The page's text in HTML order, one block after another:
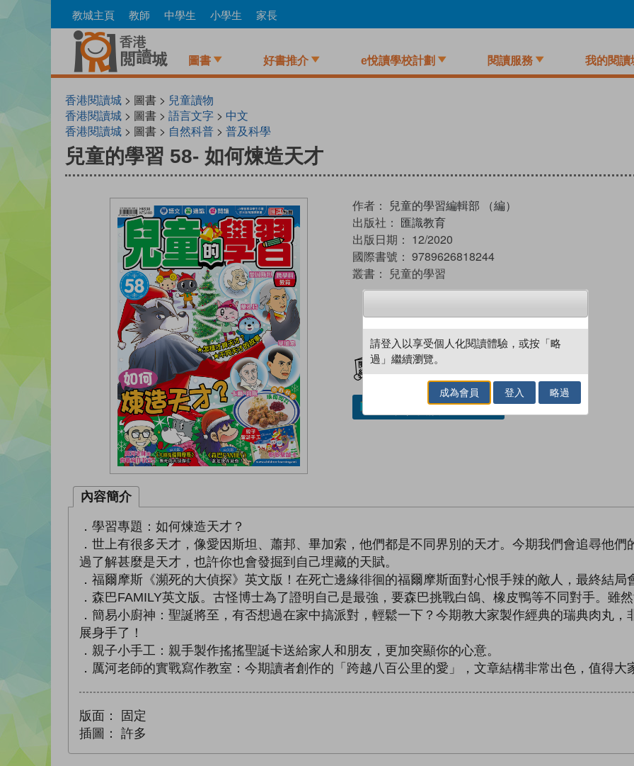
to
教城主頁 教師 中學生 小學生 家長
圖書 好書推介 e悅讀學校計劃 閱讀服務 我的閱讀
香港閱讀城 > 圖書 > 兒童讀物
香港閱讀城 > 圖書 > 語言文字 > 中文
香港閱讀城 > 圖書 > 自然科普 > 普及科學
兒童的學習 58- 如何煉造天才
作者： 兒童的學習編輯部 （編）
出版社： 匯識教育
出版日期： 12/2020
國際書號： 9789626818244
叢書： 兒童的學習
加入閱讀紀錄
內容簡介
．學習專題：如何煉造天才？
．世上有很多天才，像愛因斯坦、蕭邦、畢加索，他們都是不同界別的天才。今期我們會追尋他
過了解甚麼是天才，也許你也會發掘到自己埋藏的天賦。
．福爾摩斯《瀕死的大偵探》英文版！在死亡邊緣徘徊的福爾摩斯面對心恨手辣的敵人，最終結局
．森巴FAMILY英文版。古怪博士為了證明自己是最強，要森巴挑戰白鴿、橡皮鴨等不同對手。雖
．簡易小廚神：聖誕將至，有否想過在家中搞派對，輕鬆一下？今期教大家製作經典的瑞典肉丸
展身手了！
．親子小手工：親手製作搖搖聖誕卡送給家人和朋友，更加突顯你的心意。
．厲河老師的實戰寫作教室：今期讀者創作的「跨越八百公里的愛」，文章結構非常出色，值得大
版面：
固定
插圖：
許多
請登入以享受個人化閱讀體驗，或按「略
過」繼續瀏覽。
成為會員 登入 略過